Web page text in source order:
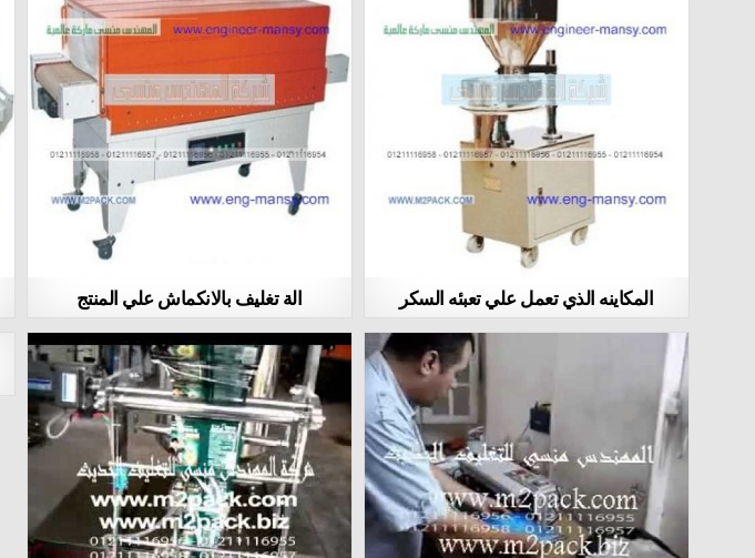
الة تغليف بالانكماش علي المنتج المكاينه الذي تعمل علي تعبئه السكر